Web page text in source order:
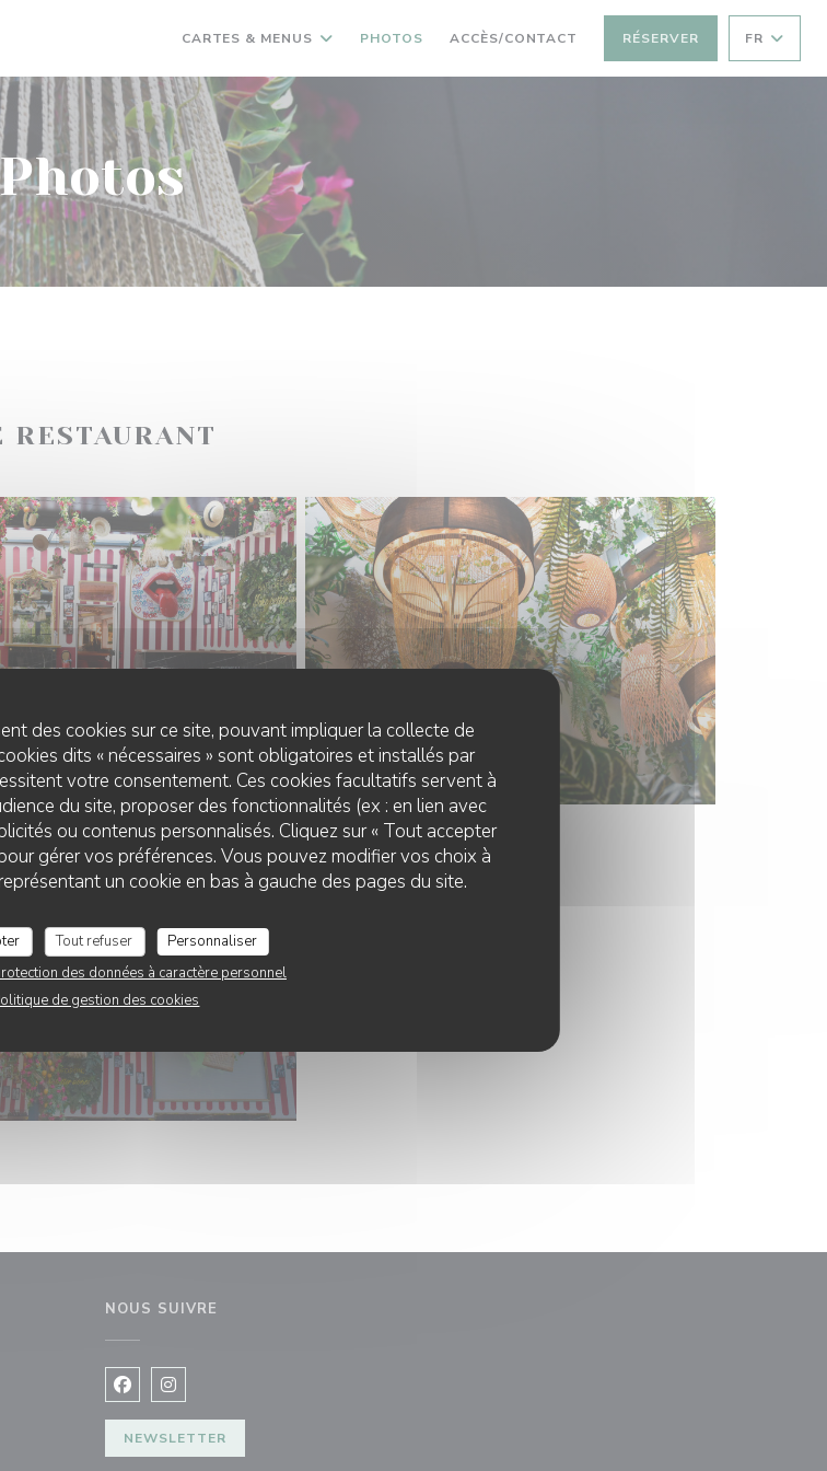
des cookies sur ce site, pouvant impliquer la collecte de
dits « nécessaires » sont obligatoires et installés par
votre consentement. Ces cookies facultatifs servent à
du site, proposer des fonctionnalités (ex : en lien avec
ou contenus personnalisés. Cliquez sur « Tout accepter
gérer vos préférences. Vous pouvez modifier vos choix à
un cookie en bas à gauche des pages du site.
Tout refuser
Personnaliser
des données à caractère personnel
de gestion des cookies
CARTES & MENUS PHOTOS ACCÈS/CONTACT RÉSERVER FR
Photos
RESTAURANT
NOUS SUIVRE
Facebook ((ouvre une nouvelle fenêtre))
Instagram ((ouvre une nouvelle fenêtre))
NEWSLETTER